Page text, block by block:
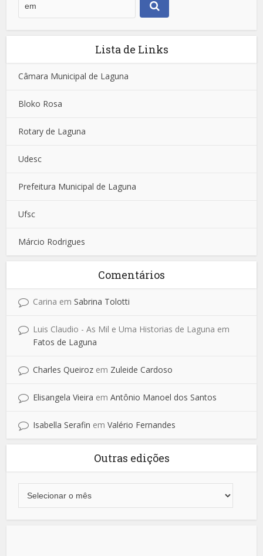
Lista de Links
Câmara Municipal de Laguna
Bloko Rosa
Rotary de Laguna
Udesc
Prefeitura Municipal de Laguna
Ufsc
Márcio Rodrigues
Comentários
Carina emSabrina Tolotti
Luis Claudio - As Mil e Uma Historias de Laguna em
Fatos de Laguna
Charles Queiroz em Zuleide Cardoso
Elisangela Vieira emAntônio Manoel dos Santos
Isabella Serafin emValério Fernandes
Outras edições